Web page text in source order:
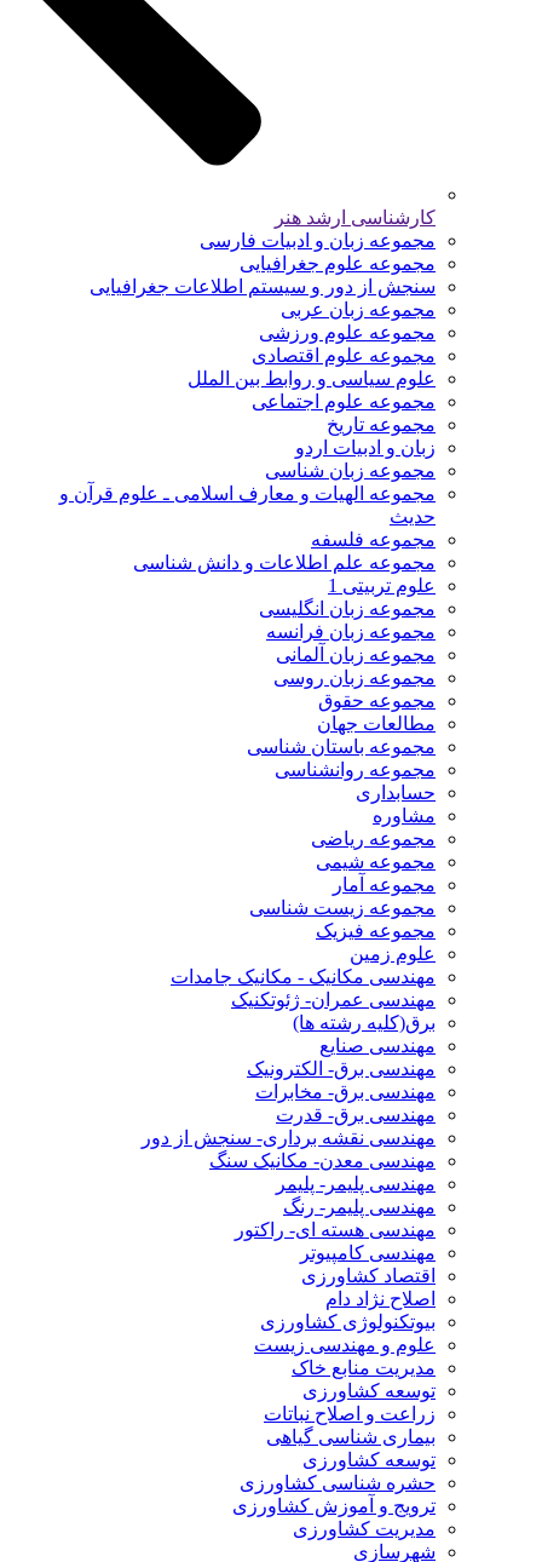
کارشناسی ارشد هنر
مجموعه زبان و ادبیات فارسی
مجموعه علوم جغرافیایی
سنجش از دور و سیستم اطلاعات جغرافیایی
مجموعه زبان عربی
مجموعه علوم ورزشی
مجموعه علوم اقتصادی
علوم سیاسی و روابط بین الملل
مجموعه علوم اجتماعی
مجموعه تاریخ
زبان و ادبیات اردو
مجموعه زبان شناسی
مجموعه الهیات و معارف اسلامی ـ علوم قرآن و
حدیث
مجموعه فلسفه
مجموعه علم اطلاعات و دانش شناسی
علوم تربیتی 1
مجموعه زبان انگلیسی
مجموعه زبان فرانسه
مجموعه زبان آلمانی
مجموعه زبان روسی
مجموعه حقوق
مطالعات جهان
مجموعه باستان شناسی
مجموعه روانشناسی
حسابداری
مشاوره
مجموعه ریاضی
مجموعه شیمی
مجموعه آمار
مجموعه زیست شناسی
مجموعه فیزیک
علوم زمین
مهندسی مکانیک - مکانیک جامدات
مهندسی عمران- ژئوتکنیک
برق(کلیه رشته ها)
مهندسی صنایع
مهندسی برق- الکترونیک
مهندسی برق- مخابرات
مهندسی برق- قدرت
مهندسی نقشه برداری- سنجش از دور
مهندسی معدن- مکانیک سنگ
مهندسی پلیمر- پلیمر
مهندسی پلیمر- رنگ
مهندسی هسته ای- راکتور
مهندسی کامپیوتر
اقتصاد کشاورزی
اصلاح نژاد دام
بیوتکنولوژی کشاورزی
علوم و مهندسی زیست
مدیریت منابع خاک
توسعه کشاورزی
زراعت و اصلاح نباتات
بیماری شناسی گیاهی
توسعه کشاورزی
حشره شناسی کشاورزی
ترویج و آموزش کشاورزی
مدیریت کشاورزی
شهرسازی